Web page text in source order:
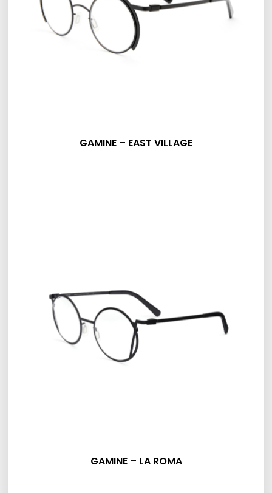
GAMINE – EAST VILLAGE
GAMINE – LA ROMA